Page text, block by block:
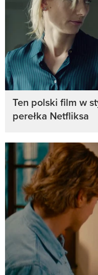
Ten polski film w
perełka Netfliksa